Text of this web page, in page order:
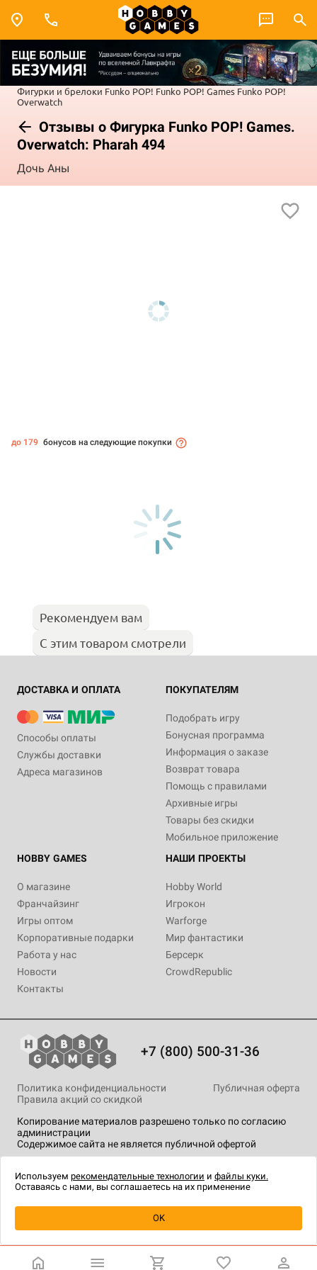
Фигурки и брелоки Funko POP! Funko POP! Games Funko POP!
Overwatch
Отзывы о Фигурка Funko POP! Games.
Overwatch: Pharah 494
Дочь Аны
Уведомить о наличии
до 179 бонусов на следующие покупки
Рекомендуем вам
С этим товаром смотрели
ДОСТАВКА И ОПЛАТА
Способы оплаты
Службы доставки
Адреса магазинов
ПОКУПАТЕЛЯМ
Подобрать игру
Бонусная программа
Информация о заказе
Возврат товара
Помощь с правилами
Архивные игры
Товары без скидки
Мобильное приложение
HOBBY GAMES
О магазине
Франчайзинг
Игры оптом
Корпоративные подарки
Работа у нас
Новости
Контакты
НАШИ ПРОЕКТЫ
Hobby World
Игрокон
Warforge
Мир фантастики
Берсерк
CrowdRepublic
+7 (800) 500-31-36
Копирование материалов разрешено только по согласию
администрации
Содержимое сайта не является публичной офертой
Политика конфиденциальности
Публичная оферта
Правила акций со скидкой
технологии.
Используем рекомендательные технологии и файлы куки.
Оставаясь с нами, вы соглашаетесь на их применение
OK